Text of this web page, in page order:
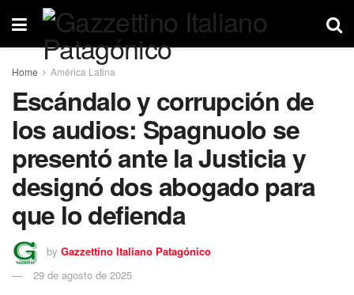
Home América Latina
Escándalo y corrupción de
los audios: Spagnuolo se
presentó ante la Justicia y
designó dos abogado para
que lo defienda
by Gazzettino Italiano Patagónico
29 de agosto de 2025